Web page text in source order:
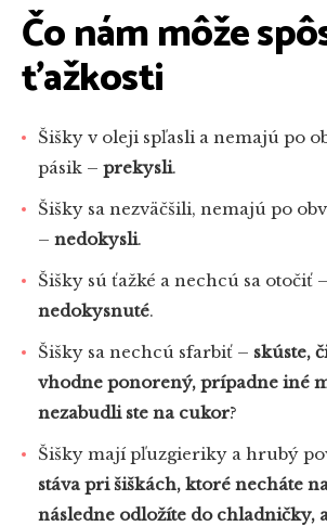
Čo nám môže
ťažkosti
Šišky v oleji spľasli a nemajú po
pásik – prekysli.
Šišky sa nezväčšili, nemajú po
– nedokysli.
Šišky sú ťažké a nechcú sa otočiť –
nedokysnuté.
Šišky sa nechcú sfarbiť – skúste,
vhodne ponorený, prípadne iné
nezabudli ste na cukor?
Šišky mají pľuzgieriky a hrubý
stáva pri šiškách, ktoré necháte
následne odložíte do chladničky,